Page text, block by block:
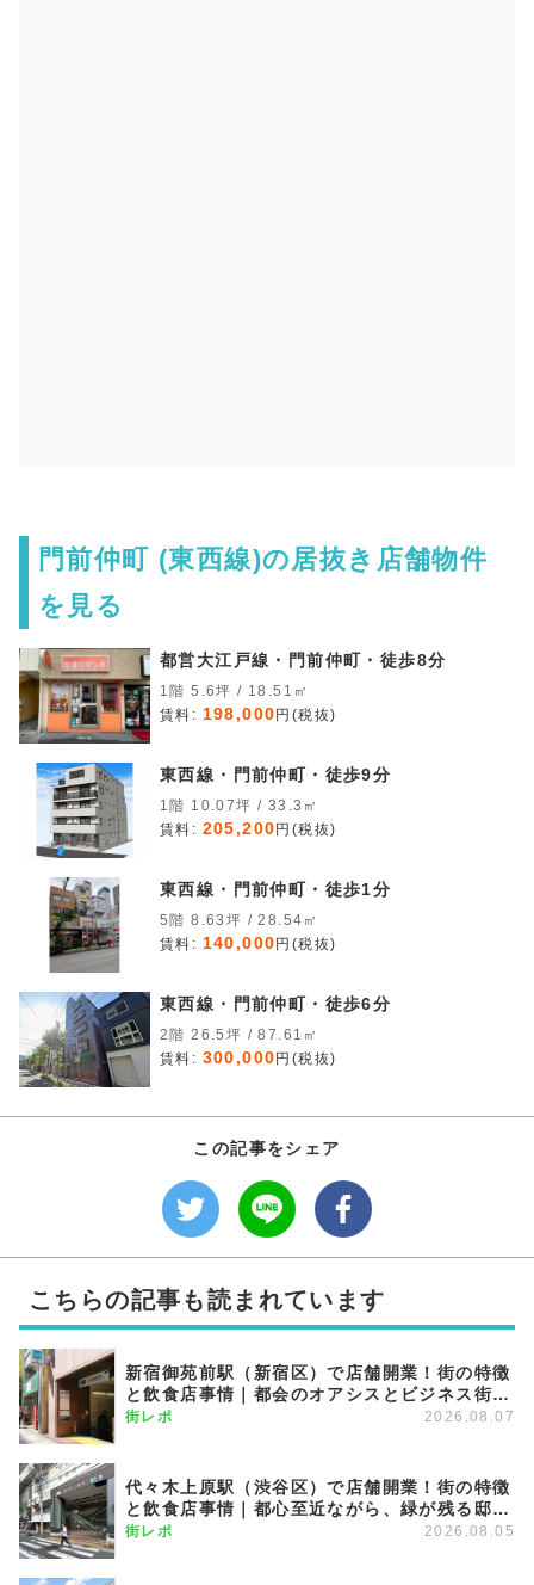
門前仲町 (東西線)の居抜き店舗物件
を見る
都営大江戸線・門前仲町・徒歩8分
1階 5.6坪 / 18.51㎡
賃料: 198,000円(税抜)
東西線・門前仲町・徒歩9分
1階 10.07坪 / 33.3㎡
賃料: 205,200円(税抜)
東西線・門前仲町・徒歩1分
5階 8.63坪 / 28.54㎡
賃料: 140,000円(税抜)
東西線・門前仲町・徒歩6分
2階 26.5坪 / 87.61㎡
賃料: 300,000円(税抜)
この記事をシェア
こちらの記事も読まれています
新宿御苑前駅（新宿区）で店舗開業！街の特徴
と飲食店事情｜都会のオアシスとビジネス街が
調和する優雅な街
街レポ 2026.08.07
代々木上原駅（渋谷区）で店舗開業！街の特徴
と飲食店事情｜都心至近ながら、緑が残る邸宅
エリア
街レポ 2026.08.05